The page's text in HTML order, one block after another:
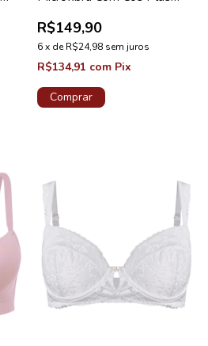
R$149,90
6x deR$24,98 sem juros
R$134,91 com Pix
Comprar